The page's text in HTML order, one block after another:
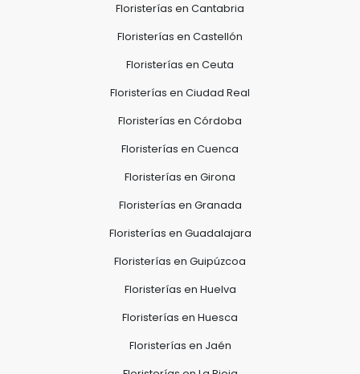
Floristerías en Cantabria
Floristerías en Castellón
Floristerías en Ceuta
Floristerías en Ciudad Real
Floristerías en Córdoba
Floristerías en Cuenca
Floristerías en Girona
Floristerías en Granada
Floristerías en Guadalajara
Floristerías en Guipúzcoa
Floristerías en Huelva
Floristerías en Huesca
Floristerías en Jaén